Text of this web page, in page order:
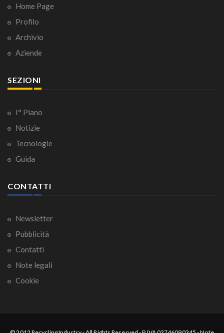
Home Page
Profilo
Archivio
Aziende
SEZIONI
I° Piano
Notizie
Tecnologie
Guida
CONTATTI
Newsletter
Pubblicità
Contatti
Note legali
Cookie